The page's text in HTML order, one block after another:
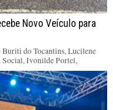
Novo Veículo para
Buriti do Tocantins, Lucilene
Social, Ivonilde Portel,